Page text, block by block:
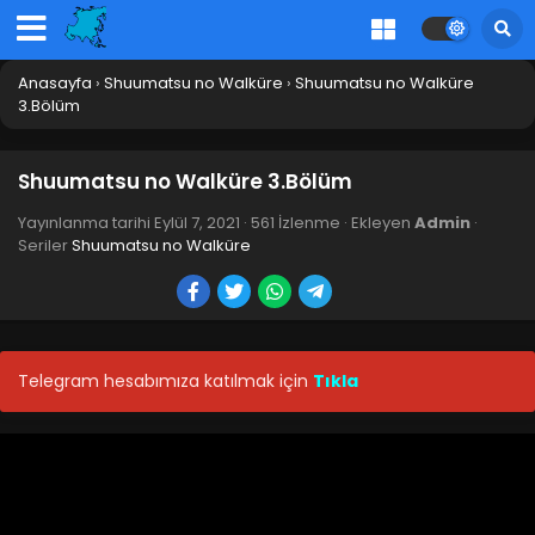
Anasayfa › Shuumatsu no Walküre › Shuumatsu no Walküre
3.Bölüm
Shuumatsu no Walküre 3.Bölüm
Yayınlanma tarihi Eylül 7, 2021 · 561 İzlenme · Ekleyen Admin ·
SerilerShuumatsu no Walküre
Telegram hesabımıza katılmak için Tıkla